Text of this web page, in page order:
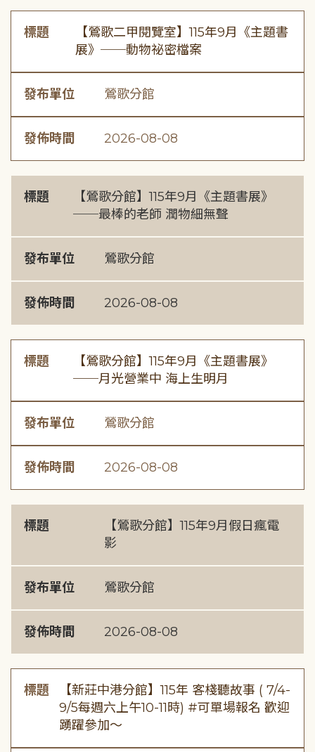
標題
【鶯歌二甲閱覽室】115年9月《主題書
展》──動物祕密檔案
發布單位 鶯歌分館
發佈時間 2026-08-08
標題
【鶯歌分館】115年9月《主題書展》
──最棒的老師 潤物細無聲
發布單位 鶯歌分館
發佈時間 2026-08-08
標題
【鶯歌分館】115年9月《主題書展》
──月光營業中 海上生明月
發布單位 鶯歌分館
發佈時間 2026-08-08
標題
【鶯歌分館】115年9月假日瘋電
影
發布單位 鶯歌分館
發佈時間 2026-08-08
標題
【新莊中港分館】115年 客棧聽故事 ( 7/4-
9/5每週六上午10-11時) #可單場報名 歡迎
踴躍參加～